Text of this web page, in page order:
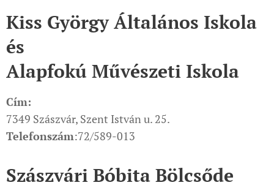
Kiss György Általános Iskola
és
Alapfokú Művészeti Iskola
Cím:
7349 Szászvár, Szent István u. 25.
Telefonszám:72/589-013
Szászvári Bóbita Bölcsőde